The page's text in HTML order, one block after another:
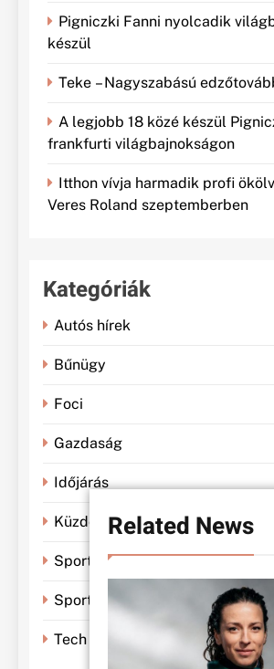
Related News
Pigniczki Fanni nyolcadik
készül
Teke – Nagyszabású
A legjobb 18 közé készül
frankfurti világbajnokságon
Itthon vívja harmadik profi
Veres Roland szeptemberben
Kategóriák
Autós hírek
Bűnügy
Foci
Gazdaság
Időjárás
Küzdősportok
Sportbánya
Sporthírek
Tech